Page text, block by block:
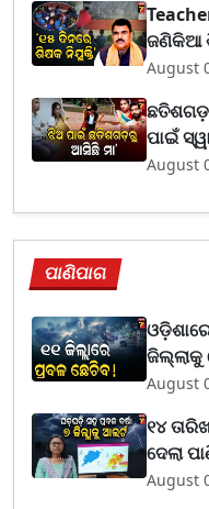
ଜଣିକିଆ
August
ପାଇଁ
August
ପାଣିପାଗ
ଜିଲ୍ଲାକୁ
August
୧୪
ଦେଲା
August